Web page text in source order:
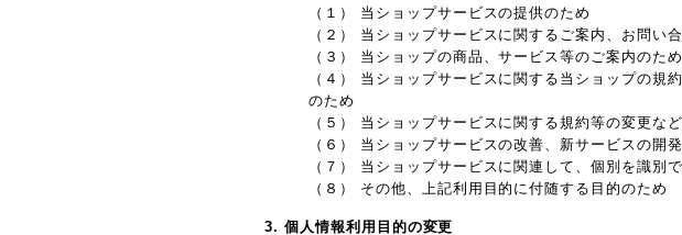
（１） 当ショップサービスの提供のため
（２） 当ショップサービスに関するご案内、お問い
（３） 当ショップの商品、サービス等のご案内のため
（４） 当ショップサービスに関する当ショップの
のため
（５） 当ショップサービスに関する規約等の変更な
（６） 当ショップサービスの改善、新サービスの開
（７） 当ショップサービスに関連して、個別を識別
（８） その他、上記利用目的に付随する目的のため
3. 個人情報利用目的の変更